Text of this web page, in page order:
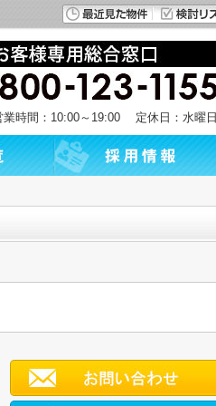
業時間：10:00～19:00 定休日：水曜日